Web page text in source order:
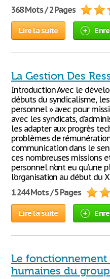
368 Mots / 2 Pages
Lire la suite
La Gestion Des
Introduction Avec le
débuts du syndicalisme,
personnel » avec pour
avec les syndicats,
les adapter aux progrès
problèmes de
communication dans le
ces nombreuses missions
personnel n’ont eu qu’une
l’organisation au début du
1 244 Mots / 5 Pages
Lire la suite
Le fonctionnement
humaines du